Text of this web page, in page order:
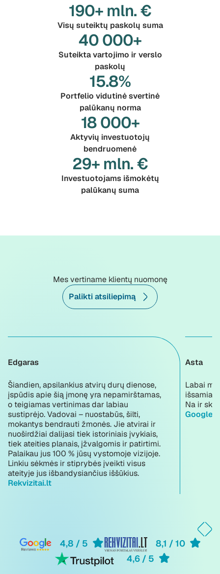
190+ mln. €
Visų suteiktų paskolų suma
40 000+
Suteikta vartojimo ir verslo
paskolų
15.8%
Portfelio vidutinė svertinė
palūkanų norma
18 000+
Aktyvių investuotojų
bendruomenė
29+ mln. €
Investuotojams išmokėtų
palūkanų suma
Mes vertiname klientų nuomonę
Palikti atsiliepimą
Edgaras
Šiandien, apsilankius atvirų durų dienose,
įspūdis apie šią įmonę yra nepamirštamas,
o teigiamas vertinimas dar labiau
sustiprėjo. Vadovai – nuostabūs, šilti,
mokantys bendrauti žmonės. Jie atvirai ir
nuoširdžiai dalijasi tiek istoriniais įvykiais,
tiek ateities planais, įžvalgomis ir patirtimi.
Palaikau jus 100 % jūsų vystomoje vizijoje.
Linkiu sėkmės ir stiprybės įveikti visus
ateityje jus išbandysiančius iššūkius.
Rekvizitai.lt
Asta
Labai
išsamiai
Na ir
Google
4,8 / 5
8,1 / 10
4,6 / 5